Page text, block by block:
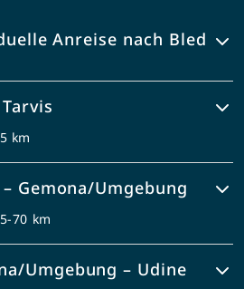
Anreise nach Bled
Ort wie ein Juwel, gelegen
des Triglav Nationalparks.
Sie das Städtchen am Ufer
km